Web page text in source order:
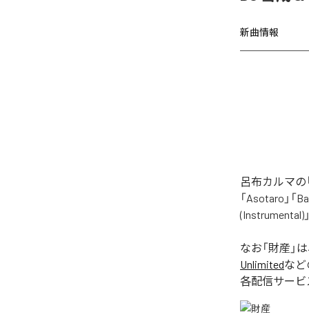
新曲情報
呂布カルマの
「Asotaro」「
(Instrumental)
なお「財産 」は
Unlimitedなど
各配信サービ